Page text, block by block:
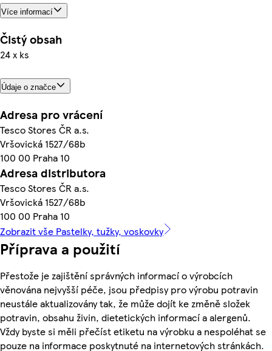
Více informací
Čistý obsah
24 x ks
Údaje o značce
Adresa pro vrácení
Tesco Stores ČR a.s.
Vršovická 1527/68b
100 00 Praha 10
Adresa distributora
Tesco Stores ČR a.s.
Vršovická 1527/68b
100 00 Praha 10
Zobrazit vše Pastelky, tužky, voskovky
Příprava a použití
Přestože je zajištění správných informací o výrobcích
věnována nejvyšší péče, jsou předpisy pro výrobu potravin
neustále aktualizovány tak, že může dojít ke změně složek
potravin, obsahu živin, dietetických informací a alergenů.
Vždy byste si měli přečíst etiketu na výrobku a nespoléhat se
pouze na informace poskytnuté na internetových stránkách.